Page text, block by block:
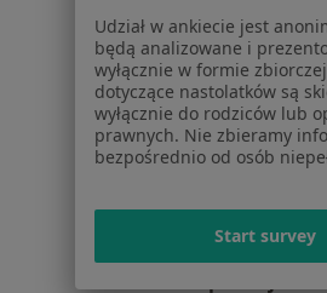
Lekarze
Placówki
Pytania i
Usługi i
Choroby
Aplikacje
Blog dla
Udział w ankiecie jest
będą analizowane i
wyłącznie w formie
dotyczące nastolatków są
wyłącznie do rodziców lub
prawnych. Nie zbieramy
bezpośrednio od osób
Start survey